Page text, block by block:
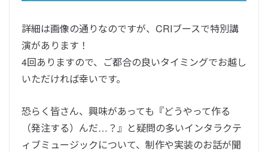
詳細は画像の通りなのですが、CRIブースで特別講
演があります！
4回ありますので、ご都合の良いタイミングでお越し
いただければ幸いです。
恐らく皆さん、興味があっても『どうやって作る
（発注する）んだ…？』と疑問の多いインタラクテ
ィブミュージックについて、制作や実装のお話が聞